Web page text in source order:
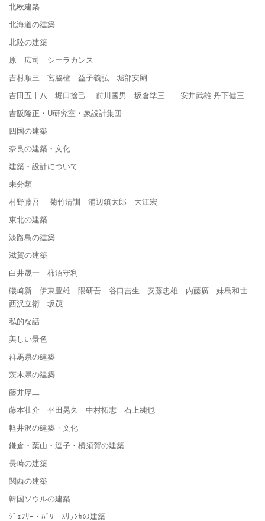
北欧建築
北海道の建築
北陸の建築
原 広司 シーラカンス
吉村順三 宮脇檀 益子義弘 堀部安嗣
吉田五十八 堀口捨己 前川國男 坂倉準三 安井武雄 丹下健三
吉阪隆正・U研究室・象設計集団
四国の建築
奈良の建築・文化
建築・設計について
未分類
村野藤吾 菊竹清訓 浦辺鎮太郎 大江宏
東北の建築
淡路島の建築
滋賀の建築
白井晟一 柿沼守利
磯崎新 伊東豊雄 隈研吾 谷口吉生 安藤忠雄 内藤廣 妹島和世
西沢立衛 坂茂
私的な話
美しい景色
群馬県の建築
茨木県の建築
藤井厚二
藤本壮介 平田晃久 中村拓志 石上純也
軽井沢の建築・文化
鎌倉・葉山・逗子・横須賀の建築
長崎の建築
関西の建築
韓国ソウルの建築
ｼﾞｪﾌﾘｰ・ﾊﾞﾜ ｽﾘﾗﾝｶの建築